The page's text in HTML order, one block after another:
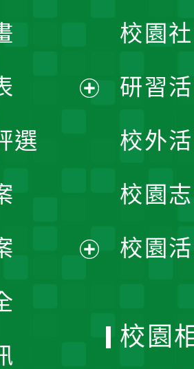
單
選
校園
研習
校外
校園
校園
校園